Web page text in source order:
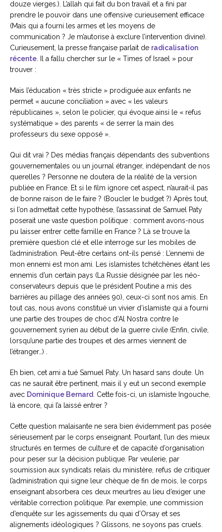
douze vierges.). L’allah qui fait du bon travail et a fini par
prendre le pouvoir dans une offensive curieusement efficace
(Mais qui a fourni les armes et les moyens de
communication ? Je m’autorise à exclure l’intervention divine).
Curieusement, la presse française parlait de radicalisation
récente . Il a fallu chercher sur le « Times of Israel » pour
trouver :
Mais l’éducation « très stricte » prodiguée aux enfants ne
permet « aucune conciliation » avec « les valeurs
républicaines », selon le policier, qui évoque ainsi le « refus
systématique » des parents « de serrer la main des
professeurs du sexe opposé ».
Qui dit vrai ? Des médias français dépendants des subventions
gouvernementales ou un journal étranger, indépendant de nos
querelles ? Personne ne doutera de la réalité de la version
publiée en France. Et si le film ignore cet aspect, n’aurait-il pas
de bonne raison de le faire ? (Boucler le budget ?) Après tout,
si l’on admettait cette hypothèse, l’assassinat de Samuel Paty
poserait une vaste question politique : comment avons-nous
pu laisser entrer cette famille en France ? Là se trouve la
première question clé et elle interroge sur les mobiles de
l’administration. Peut-être certains ont-ils pensé : L’ennemi de
mon ennemi est mon ami. Les islamistes tchétchènes étant les
ennemis d’un certain pays (La Russie désignée par les néo-
conservateurs depuis que le président Poutine a mis des
barrières au pillage des années 90), ceux-ci sont nos amis. En
tout cas, nous avons constitué un vivier d’islamiste qui a fourni
une partie des troupes de choc d’Al Nostra contre le
gouvernement syrien au début de la guerre civile (Enfin, civile,
lorsqu’une partie des troupes et des armes viennent de
l’étranger…) .
Eh bien, cet ami a tué Samuel Paty. Un hasard sans doute. Un
cas ne saurait être pertinent, mais il y eut un second exemple
avec Dominique Bernard
. Cette fois-ci, un islamiste Ingouche,
là encore, qui l’a laissé entrer ?
Cette question malaisante ne sera bien évidemment pas posée
sérieusement par le corps enseignant. Pourtant, l’un des mieux
structurés en termes de culture et de capacité d’organisation
pour peser sur la décision publique. Par veulerie, par
soumission aux syndicats relais du ministère, refus de critiquer
l’administration qui signe leur chèque de fin de mois, le corps
enseignant absorbera ces deux meurtres au lieu d’exiger une
véritable correction politique. Par exemple, une commission
d’enquête sur les agissements du quai d’Orsay et ses
alignements idéologiques ? Glissons, ne soyons pas cruels.